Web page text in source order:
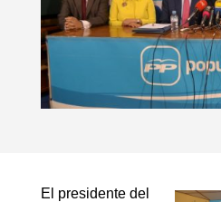
El presidente del